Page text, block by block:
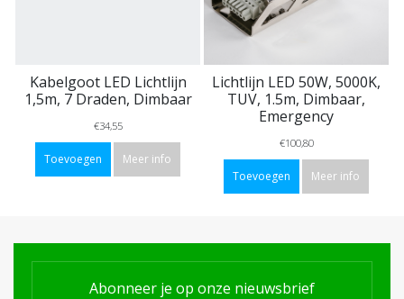
Kabelgoot LED Lichtlijn
1,5m, 7 Draden, Dimbaar
€34,55
Toevoegen Meer info
Lichtlijn LED 50W, 5000K,
TUV, 1.5m, Dimbaar,
Emergency
€100,80
Toevoegen Meer info
Abonneer je op onze nieuwsbrief